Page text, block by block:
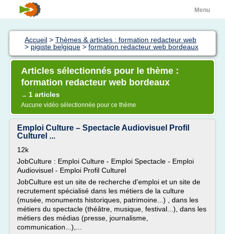
Menu
Accueil > Thèmes & articles : formation redacteur web
> pigiste belgique > formation redacteur web bordeaux
Articles sélectionnés pour le thème :
formation redacteur web bordeaux
→ 1 articles
Aucune vidéo sélectionnée pour ce thème
Emploi Culture – Spectacle Audiovisuel Profil
Culturel ...
12k
JobCulture : Emploi Culture - Emploi Spectacle - Emploi
Audiovisuel - Emploi Profil Culturel
JobCulture est un site de recherche d'emploi et un site de
recrutement spécialisé dans les métiers de la culture
(musée, monuments historiques, patrimoine...) , dans les
métiers du spectacle (théâtre, musique, festival...), dans les
métiers des médias (presse, journalisme,
communication...),...